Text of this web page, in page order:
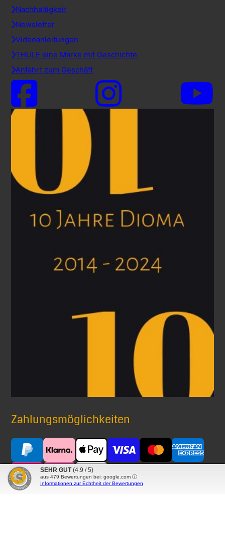
Nachhaltigkeit
Newsletter
Videoanleitungen
THULE eine Marke mit Geschichte
Anfahrt zum Geschäft
Zahlungsmöglichkeiten
Versand mit
SEHR GUT (4.9 / 5)
aus 479 Bewertungen bei: google.com ⓘ
Informationen zur Echtheit der Bewertungen